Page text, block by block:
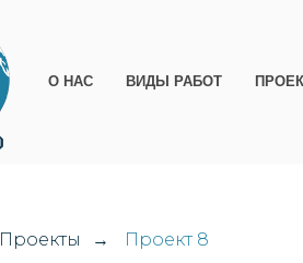
О НАС ВИДЫ РАБОТ
Проекты → Проект 8